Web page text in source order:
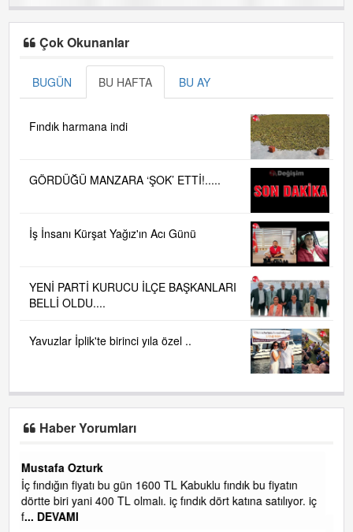
Çok Okunanlar
BUGÜN BU HAFTA BU AY
Fındık harmana indi
GÖRDÜĞÜ MANZARA ‘ŞOK’ ETTİ!.....
İş İnsanı Kürşat Yağız'ın Acı Günü
YENİ PARTİ KURUCU İLÇE BAŞKANLARI
BELLİ OLDU....
Yavuzlar İplik'te birinci yıla özel ..
Haber Yorumları
fiyatın
satılıyor. iç
Yalılı
Ereğlinin en değerli en gözde yeri yalı caddesi ve
Metrekaresi 500 bin liraya alamazsın.